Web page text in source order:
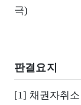
극)
판결요지
[1] 채권자취